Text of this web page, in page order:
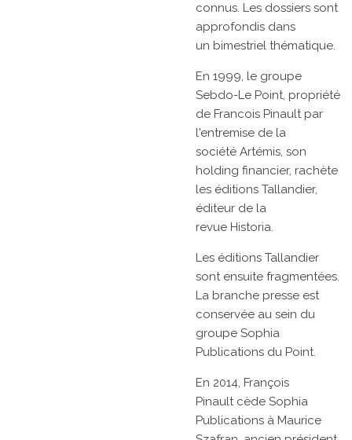
connus. Les dossiers sont
approfondis dans
un bimestriel thématique.
En 1999, le groupe
Sebdo-Le Point, propriété
de Francois Pinault par
l'entremise de la
société Artémis, son
holding financier, rachète
les éditions Tallandier,
éditeur de la
revue Historia.
Les éditions Tallandier
sont ensuite fragmentées.
La branche presse est
conservée au sein du
groupe Sophia
Publications du Point.
En 2014, François
Pinault cède Sophia
Publications à Maurice